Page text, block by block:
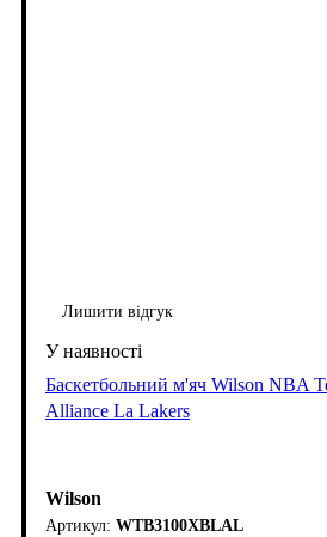
Лишити відгук
Баскетбольний м'яч Wilson NBA
Alliance La Lakers
Wilson
WTB3100XBLAL